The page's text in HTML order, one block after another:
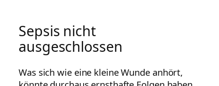
Sepsis nicht
ausgeschlossen
Was sich wie eine kleine Wunde anhört,